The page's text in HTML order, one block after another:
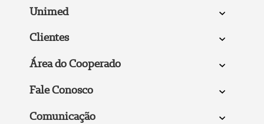
Unimed
Clientes
Área do Cooperado
Fale Conosco
Comunicação